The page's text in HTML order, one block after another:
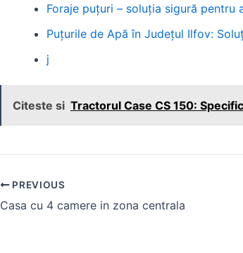
Foraje puțuri – soluția sigură pentru
Puțurile de Apă în Județul Ilfov:
j
Citeste si Tractorul Case CS 150:
Post
navigation
PREVIOUS
Casa cu 4 camere in zona centrala